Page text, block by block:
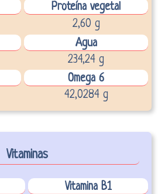
Proteína vegetal
2,60 g
Agua
234,24 g
Omega 6
42,0284 g
Vitaminas
Vitamina B1